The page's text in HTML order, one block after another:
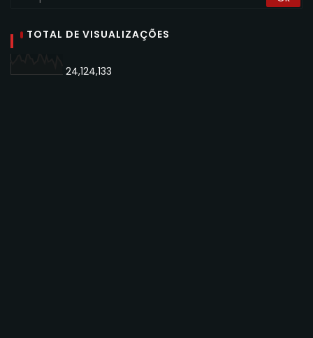
TOTAL DE VISUALIZAÇÕES
24,124,133